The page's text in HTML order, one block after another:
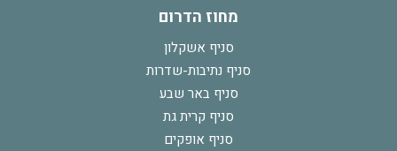
מחוז הדרום
סניף אשקלון
סניף נתיבות-שדרות
סניף באר שבע
סניף קרית גת
סניף אופקים